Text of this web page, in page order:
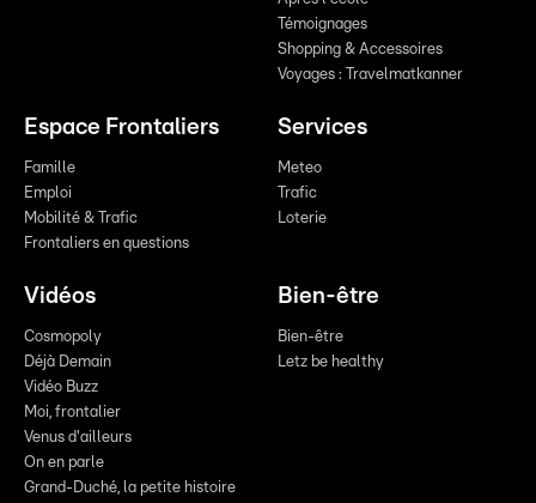
Témoignages
Shopping & Accessoires
Voyages : Travelmatkanner
Espace Frontaliers
Famille
Emploi
Mobilité & Trafic
Frontaliers en questions
Services
Meteo
Trafic
Loterie
Vidéos
Cosmopoly
Déjà Demain
Vidéo Buzz
Moi, frontalier
Venus d'ailleurs
On en parle
Grand-Duché, la petite histoire
Bien-être
Bien-être
Letz be healthy